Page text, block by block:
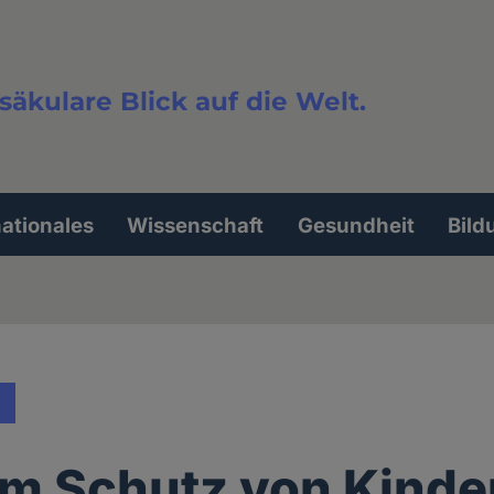
Blick auf die Welt.
Wissenschaft Gesundheit